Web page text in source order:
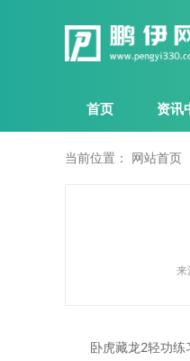
首页 资讯
当前位置： 网站首页
来
卧虎藏龙2轻功